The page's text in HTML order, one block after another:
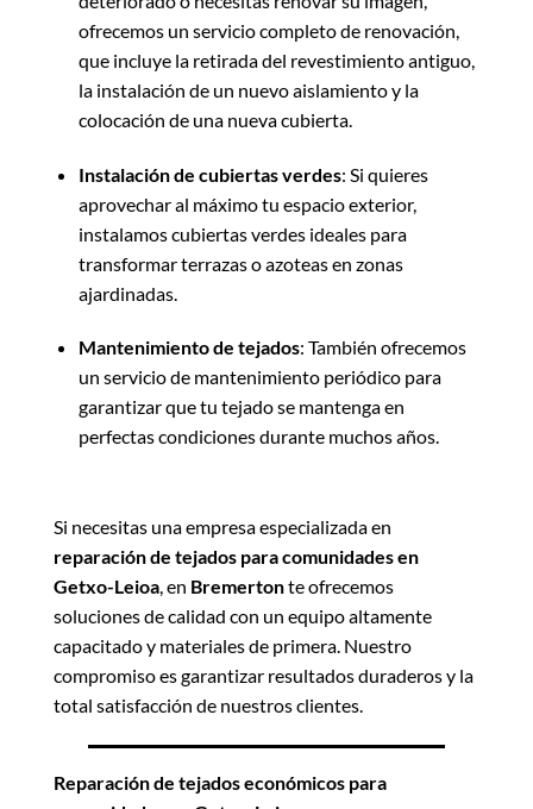
ofrecemos un servicio completo de renovación,
que incluye la retirada del revestimiento antiguo,
la instalación de un nuevo aislamiento y la
colocación de una nueva cubierta.
Instalación de cubiertas verdes: Si quieres
aprovechar al máximo tu espacio exterior,
instalamos cubiertas verdes ideales para
transformar terrazas o azoteas en zonas
ajardinadas.
Mantenimiento de tejados: También ofrecemos
un servicio de mantenimiento periódico para
garantizar que tu tejado se mantenga en
perfectas condiciones durante muchos años.
Si necesitas una empresa especializada en
reparación de tejados para comunidades en
Getxo-Leioa, en Bremertonte ofrecemos
soluciones de calidad con un equipo altamente
capacitado y materiales de primera. Nuestro
compromiso es garantizar resultados duraderos y la
total satisfacción de nuestros clientes.
Reparación de tejados económicos para